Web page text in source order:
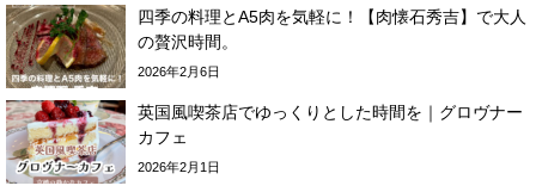
四季の料理とA5肉を気軽に！【肉懐石秀吉】で大人
の贅沢時間。
2026年2月6日
英国風喫茶店でゆっくりとした時間を｜グロヴナー
カフェ
2026年2月1日